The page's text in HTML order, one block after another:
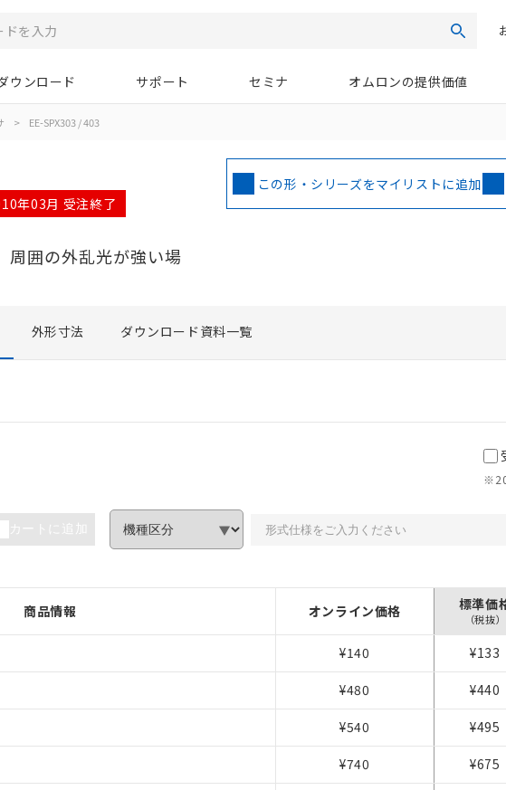
検索
ウンロード サポート セミナ オムロンの提供価値
> EE-SPX303 / 403
年03月 受注終了
周囲の外乱光が強い場
この形・シリーズをマイリストに追加
外形寸法 ダウンロード資料一覧
カートに追加
商品情報 オンライン価格 標準価
（税抜）
¥140 ¥133
¥480 ¥440
¥540 ¥495
¥740 ¥675
いただき、同意のうえご利用ください。